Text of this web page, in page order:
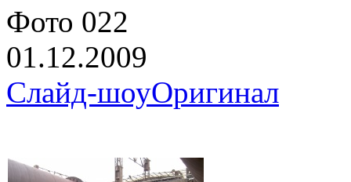
Фото 022
01.12.2009
Слайд-шоуОригинал